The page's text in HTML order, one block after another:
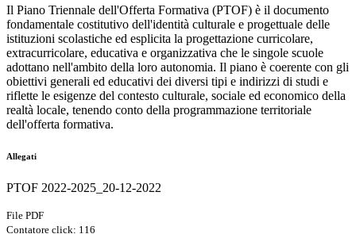
Il Piano Triennale dell'Offerta Formativa (PTOF) è il documento
fondamentale costitutivo dell'identità culturale e progettuale delle
istituzioni scolastiche ed esplicita la progettazione curricolare,
extracurricolare, educativa e organizzativa che le singole scuole
adottano nell'ambito della loro autonomia. Il piano è coerente con gli
obiettivi generali ed educativi dei diversi tipi e indirizzi di studi e
riflette le esigenze del contesto culturale, sociale ed economico della
realtà locale, tenendo conto della programmazione territoriale
dell'offerta formativa.
Allegati
PTOF 2022-2025_20-12-2022
File PDF
Contatore click: 116